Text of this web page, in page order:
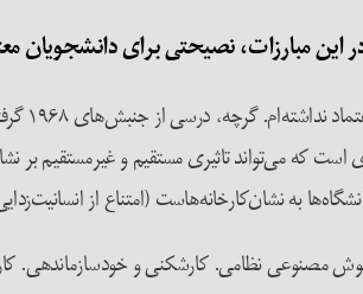
که می‌تواند تاثیری مستقیم و غیرمستقیم بر
به نشان‌کارخانه‌هاست (امتناع از
مصنوعی نظامی. کارشکنی و خودسازماندهی.